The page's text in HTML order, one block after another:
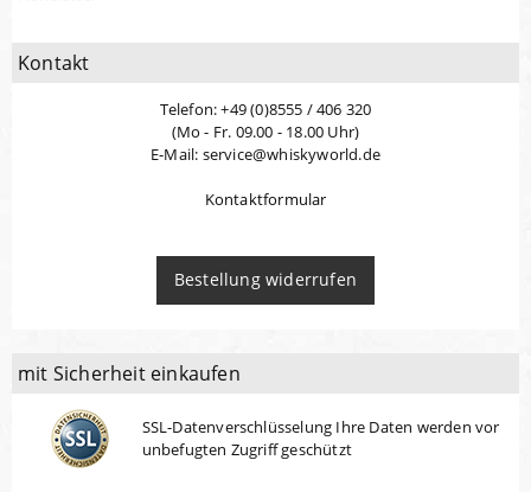
Kontakt
Telefon: +49 (0)8555 / 406 320
(Mo - Fr. 09.00 - 18.00 Uhr)
E-Mail: service@whiskyworld.de
Kontaktformular
Bestellung widerrufen
mit Sicherheit einkaufen
SSL-Datenverschlüsselung Ihre Daten werden vor
unbefugten Zugriff geschützt